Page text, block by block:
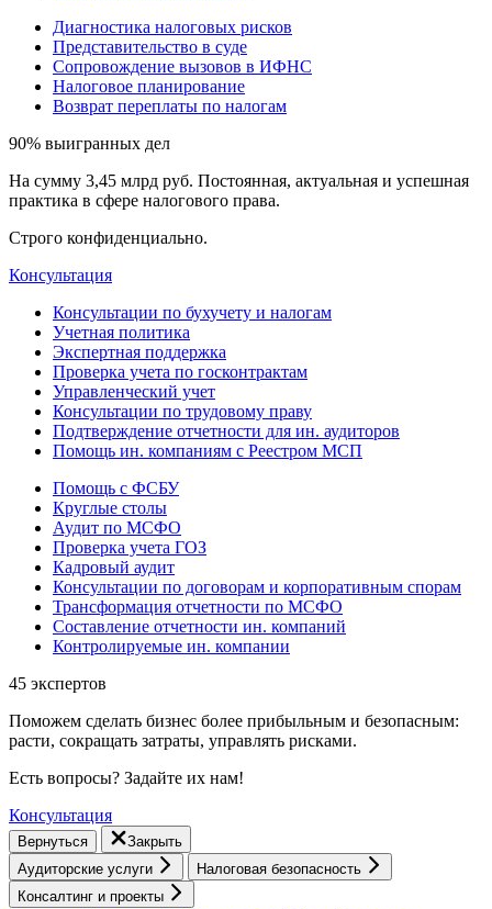
Диагностика налоговых рисков
Представительство в суде
Сопровождение вызовов в ИФНС
Налоговое планирование
Возврат переплаты по налогам
90% выигранных дел
На сумму 3,45 млрд руб. Постоянная, актуальная и успешная
практика в сфере налогового права.
Строго конфиденциально.
Консультация
Консультации по бухучету и налогам
Учетная политика
Экспертная поддержка
Проверка учета по госконтрактам
Управленческий учет
Консультации по трудовому праву
Подтверждение отчетности для ин. аудиторов
Помощь ин. компаниям с Реестром МСП
Помощь с ФСБУ
Круглые столы
Аудит по МСФО
Проверка учета ГОЗ
Кадровый аудит
Консультации по договорам и корпоративным спорам
Трансформация отчетности по МСФО
Составление отчетности ин. компаний
Контролируемые ин. компании
45 экспертов
Поможем сделать бизнес более прибыльным и безопасным:
расти, cокращать затраты, управлять рисками.
Есть вопросы? Задайте их нам!
Консультация
Вернуться
Закрыть
Аудиторские услуги
Налоговая безопасность
Консалтинг и проекты